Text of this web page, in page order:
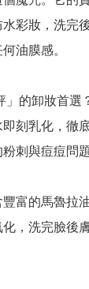
彩妝，洗完
油膜感。
」的卸妝首選
刻乳化，徹
刺與痘痘問題
富的馬魯拉
，洗完臉後